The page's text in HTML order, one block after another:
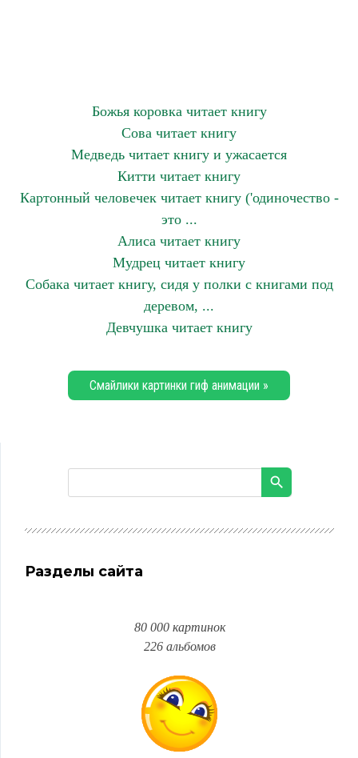
Божья коровка читает книгу
Сова читает книгу
Медведь читает книгу и ужасается
Китти читает книгу
Картонный человечек читает книгу ('одиночество -
это ...
Алиса читает книгу
Мудрец читает книгу
Собака читает книгу, сидя у полки с книгами под
деревом, ...
Девчушка читает книгу
Смайлики картинки гиф анимации »
Разделы сайта
80 000 картинок
226 альбомов